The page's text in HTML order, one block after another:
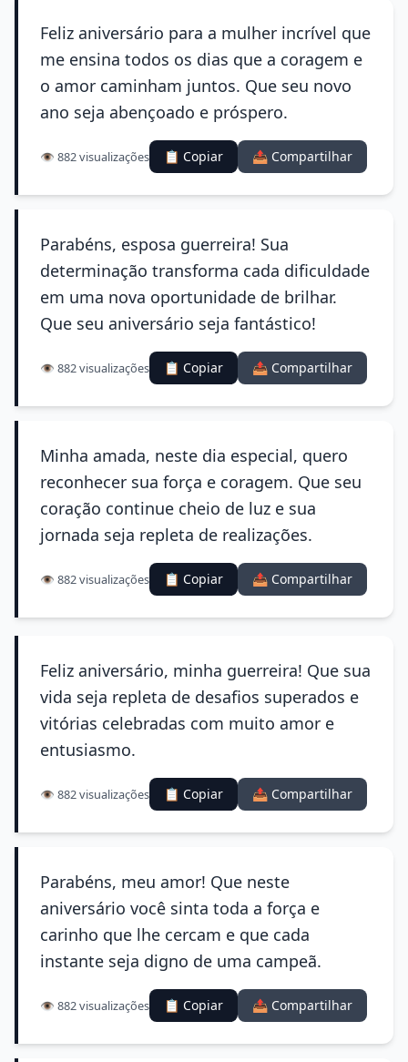
Feliz aniversário para a mulher incrível que
me ensina todos os dias que a coragem e
o amor caminham juntos. Que seu novo
ano seja abençoado e próspero.
👁️ 882 visualizações 📋 Copiar 📤 Compartilhar
Parabéns, esposa guerreira! Sua
determinação transforma cada dificuldade
em uma nova oportunidade de brilhar.
Que seu aniversário seja fantástico!
👁️ 882 visualizações 📋 Copiar 📤 Compartilhar
Minha amada, neste dia especial, quero
reconhecer sua força e coragem. Que seu
coração continue cheio de luz e sua
jornada seja repleta de realizações.
👁️ 882 visualizações 📋 Copiar 📤 Compartilhar
Feliz aniversário, minha guerreira! Que sua
vida seja repleta de desafios superados e
vitórias celebradas com muito amor e
entusiasmo.
👁️ 882 visualizações 📋 Copiar 📤 Compartilhar
Parabéns, meu amor! Que neste
aniversário você sinta toda a força e
carinho que lhe cercam e que cada
instante seja digno de uma campeã.
👁️ 882 visualizações 📋 Copiar 📤 Compartilhar